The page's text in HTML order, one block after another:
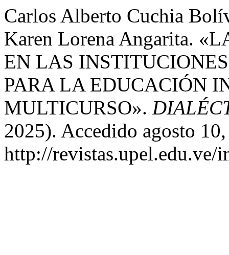
Carlos Alberto Cuchia
Karen Lorena Angarita.
EN LAS
PARA LA EDUCACIÓN
MULTICURSO».
2025). Accedido agosto
http://